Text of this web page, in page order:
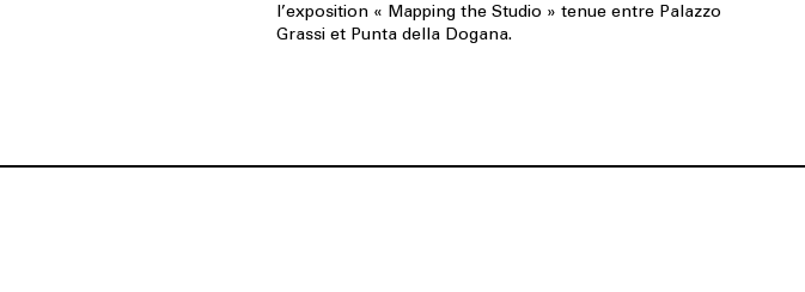
l’exposition « Mapping the Studio » tenue entre Palazzo
Grassi et Punta della Dogana.